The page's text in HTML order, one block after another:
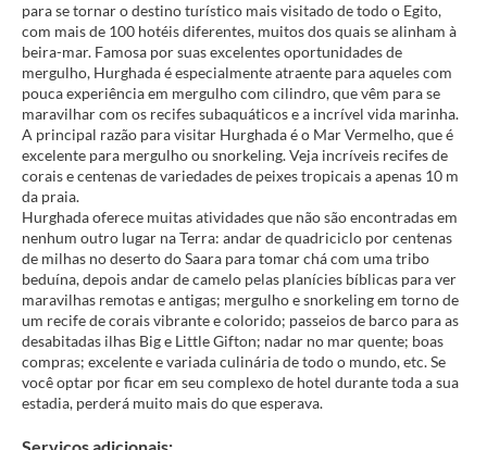
para se tornar o destino turístico mais visitado de todo o Egito,
com mais de 100 hotéis diferentes, muitos dos quais se alinham à
beira-mar. Famosa por suas excelentes oportunidades de
mergulho, Hurghada é especialmente atraente para aqueles com
pouca experiência em mergulho com cilindro, que vêm para se
maravilhar com os recifes subaquáticos e a incrível vida marinha.
A principal razão para visitar Hurghada é o Mar Vermelho, que é
excelente para mergulho ou snorkeling. Veja incríveis recifes de
corais e centenas de variedades de peixes tropicais a apenas 10 m
da praia.
Hurghada oferece muitas atividades que não são encontradas em
nenhum outro lugar na Terra: andar de quadriciclo por centenas
de milhas no deserto do Saara para tomar chá com uma tribo
beduína, depois andar de camelo pelas planícies bíblicas para ver
maravilhas remotas e antigas; mergulho e snorkeling em torno de
um recife de corais vibrante e colorido; passeios de barco para as
desabitadas ilhas Big e Little Gifton; nadar no mar quente; boas
compras; excelente e variada culinária de todo o mundo, etc. Se
você optar por ficar em seu complexo de hotel durante toda a sua